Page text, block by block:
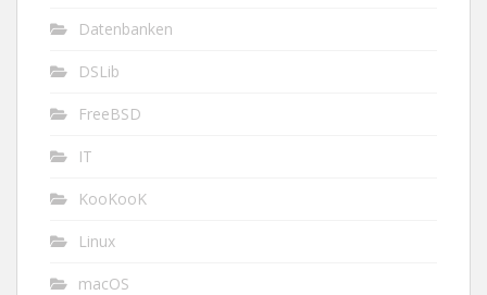
Datenbanken
DSLib
FreeBSD
IT
KooKooK
Linux
macOS